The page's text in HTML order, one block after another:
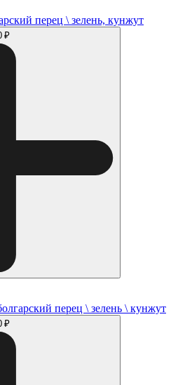
перец \ зелень, кунжут
₽
перец \ зелень \ кунжут
₽